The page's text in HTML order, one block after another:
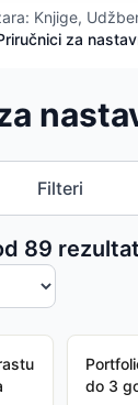
Knjige,
za
Filteri
89
do 3